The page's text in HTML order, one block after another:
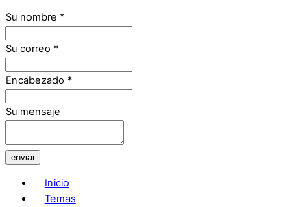
Su nombre *
Su correo *
Encabezado *
Su mensaje
enviar
Inicio
Temas